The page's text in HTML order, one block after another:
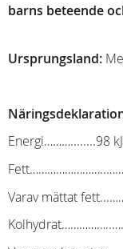
barns beteende
Ursprungsland:
Energi………........98
Varav mättat